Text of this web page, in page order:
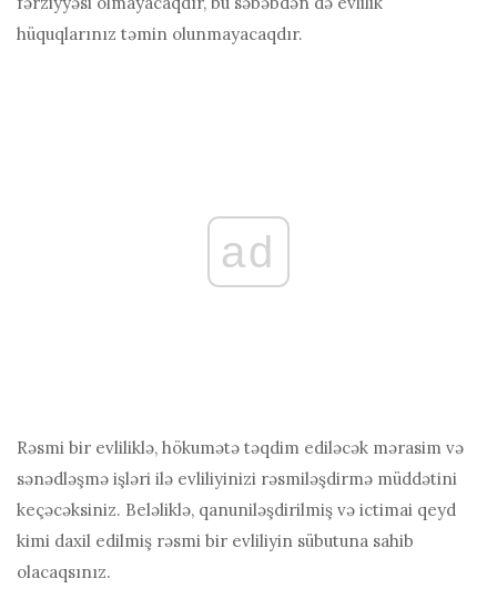
hüquqlarınız təmin olunmayacaqdır.
ad
Rəsmi bir evliliklə, hökumətə təqdim ediləcək mərasim və
sənədləşmə işləri ilə evliliyinizi rəsmiləşdirmə müddətini
keçəcəksiniz. Beləliklə, qanuniləşdirilmiş və ictimai qeyd
kimi daxil edilmiş rəsmi bir evliliyin sübutuna sahib
olacaqsınız.